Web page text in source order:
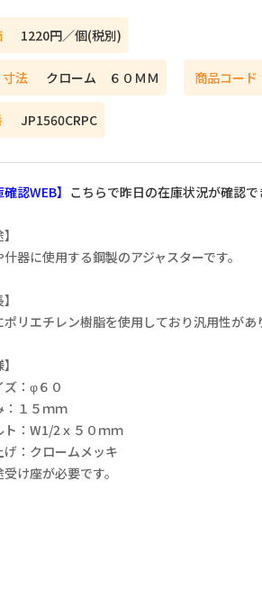
1220円／個(税別)
法 クローム ６０ＭＭ 商品コード
JP1560CRPC
確認WEB】 こちらで昨日の在庫状況が確認で
器に使用する鋼製のアジャスターです。
リエチレン樹脂を使用しており汎用性があ
：φ６０
１５ｍｍ
：W1/2ｘ５０ｍｍ
：クロームメッキ
け座が必要です。